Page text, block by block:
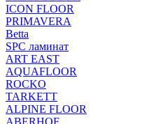
ICON FLOOR
PRIMAVERA
Betta
SPC ламинат
ART EAST
AQUAFLOOR
ROCKO
TARKETT
ALPINE FLOOR
ABERHOF